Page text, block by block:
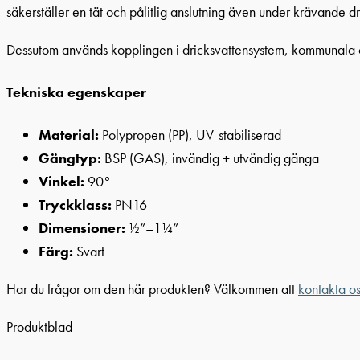
säkerställer en tät och pålitlig anslutning även under krävande
Dessutom används kopplingen i dricksvattensystem,
Tekniska egenskaper
Material: Polypropen (PP), UV-stabiliserad
Gängtyp: BSP (GAS), invändig + utvändig gänga
Vinkel: 90°
Tryckklass: PN16
Dimensioner: ½”–1¼”
Färg: Svart
Har du frågor om den här produkten? Välkommen att kontakta
Produktblad